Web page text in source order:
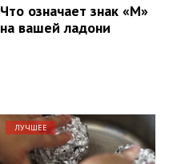
Что означает знак «М»
на вашей ладони
ЛУЧШЕЕ